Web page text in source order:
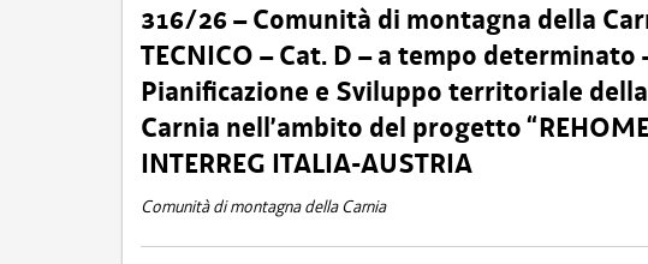
316/26 – Comunità di montagna della
TECNICO – Cat. D – a tempo
Pianificazione e Sviluppo territoriale
Carnia nell’ambito del progetto
INTERREG ITALIA-AUSTRIA
Comunità di montagna della Carnia